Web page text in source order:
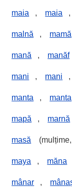
maia , maia ,
malnă , mamă
mană , manăf
mani , mani ,
manta , manta
mapă , marnă
masă
maya , măna
mânar ,